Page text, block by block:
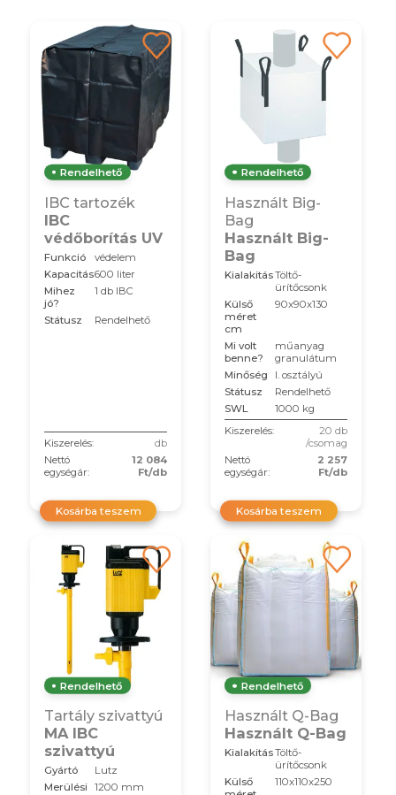
Rendelhető
IBC tartozék
IBC
védőborítás UV
Funkció
védelem
Kapacitás600 liter
Mihez
jó?
1 db IBC
Státusz Rendelhető
Kiszerelés:
db
Nettó
egységár:
12 084
Ft/db
Kosárba teszem
Rendelhető
Használt Big-
Bag
Használt Big-
Bag
KialakitásTöltő-
ürítőcsonk
Külső
méret
cm
90x90x130
Mi volt
benne?
műanyag
granulátum
Minőség
I. osztályú
Státusz
Rendelhető
SWL
1000 kg
Kiszerelés:
20 db
/csomag
Nettó
egységár:
2 257
Ft/db
Kosárba teszem
Rendelhető
Tartály szivattyú
MA IBC
szivattyú
Gyártó
Lutz
Merülési 1200 mm
Rendelhető
Használt Q-Bag
Használt Q-Bag
KialakitásTöltő-
ürítőcsonk
Külső
110x110x250